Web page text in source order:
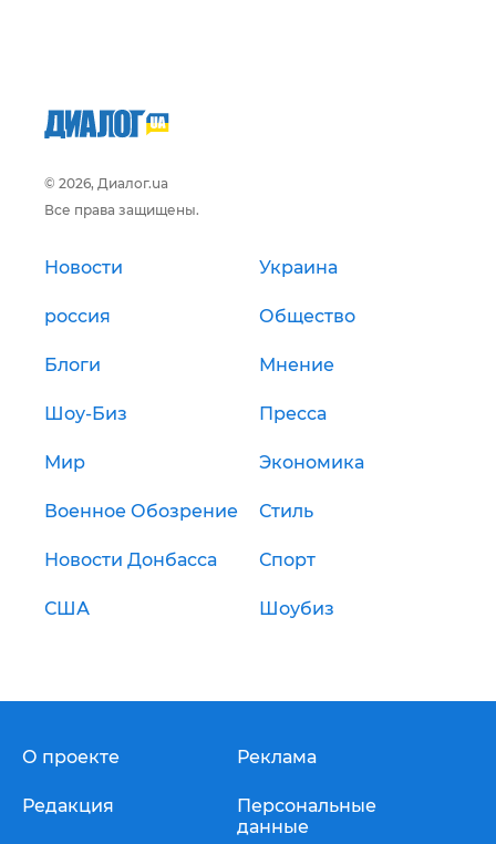
© 2026, Диалог.ua
Все права защищены.
Новости Украина
россия Общество
Блоги Мнение
Шоу-Биз Пресса
Мир Экономика
Военное Обозрение Стиль
Новости Донбасса Спорт
США Шоубиз
О проекте
Редакция
Реклама
Персональные
данные